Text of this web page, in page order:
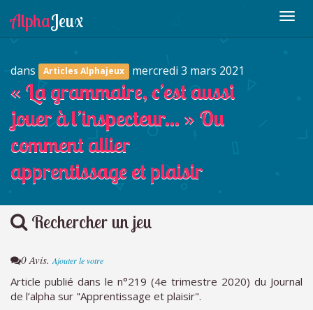
dans Articles Alphajeux mercredi 3 mars 2021
« La grammaire, c’est aussi
jouer à l’inspecteur… » Ou
comment allier
apprentissage et plaisir
Rechercher un jeu
0 Avis. Ajouter le votre
Article publié dans le n°219 (4e trimestre 2020) du Journal
de l’alpha sur "Apprentissage et plaisir".